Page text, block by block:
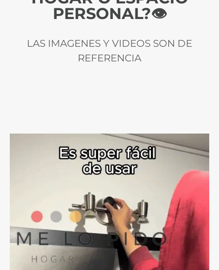
PERSONAL?👁️
LAS IMAGENES Y VIDEOS SON DE
REFERENCIA